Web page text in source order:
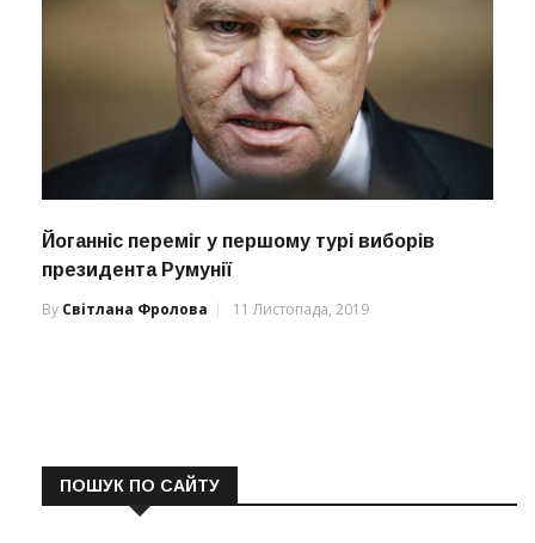
Йоганніс переміг у першому турі виборів
президента Румунії
By Світлана Фролова 11 Листопада, 2019
ПОШУК ПО САЙТУ